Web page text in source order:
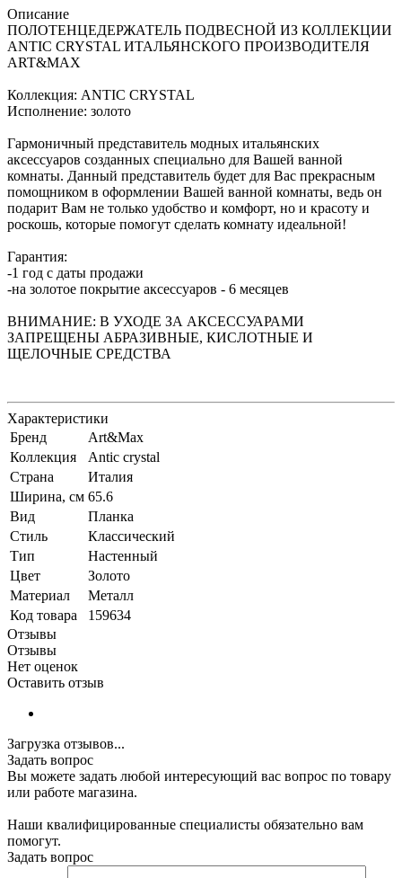
Описание
ПОЛОТЕНЦЕДЕРЖАТЕЛЬ ПОДВЕСНОЙ ИЗ КОЛЛЕКЦИИ
ANTIC CRYSTAL ИТАЛЬЯНСКОГО ПРОИЗВОДИТЕЛЯ
ART&MAX
Коллекция: ANTIC CRYSTAL
Исполнение: золото
Гармоничный представитель модных итальянских
аксессуаров созданных специально для Вашей ванной
комнаты. Данный представитель будет для Вас прекрасным
помощником в оформлении Вашей ванной комнаты, ведь он
подарит Вам не только удобство и комфорт, но и красоту и
роскошь, которые помогут сделать комнату идеальной!
Гарантия:
-1 год с даты продажи
-на золотое покрытие аксессуаров - 6 месяцев
ВНИМАНИЕ: В УХОДЕ ЗА АКСЕССУАРАМИ
ЗАПРЕЩЕНЫ АБРАЗИВНЫЕ, КИСЛОТНЫЕ И
ЩЕЛОЧНЫЕ СРЕДСТВА
Характеристики
Бренд
Art&Max
Коллекция
Antic crystal
Страна
Италия
Ширина, см 65.6
Вид
Планка
Стиль
Классический
Тип
Настенный
Цвет
Золото
Материал
Металл
Код товара
159634
Отзывы
Отзывы
Нет оценок
Оставить отзыв
Загрузка отзывов...
Задать вопрос
Вы можете задать любой интересующий вас вопрос по товару
или работе магазина.
Наши квалифицированные специалисты обязательно вам
помогут.
Задать вопрос